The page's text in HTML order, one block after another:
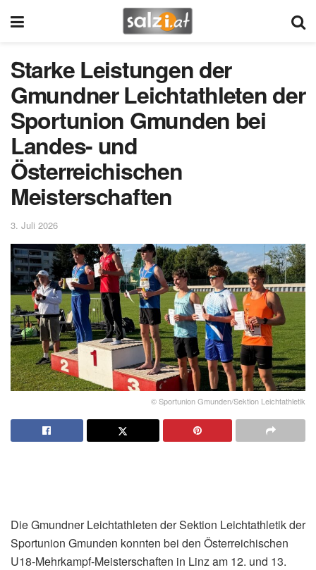
Starke Leistungen der
Gmundner Leichtathleten der
Sportunion Gmunden bei
Landes- und
Österreichischen
Meisterschaften
3. Juli 2026
© Sportunion Gmunden/Sektion Leichtathletik
Die Gmundner Leichtathleten der Sektion Leichtathletik der
Sportunion Gmunden konnten bei den Österreichischen
U18-Mehrkampf-Meisterschaften in Linz am 12. und 13.